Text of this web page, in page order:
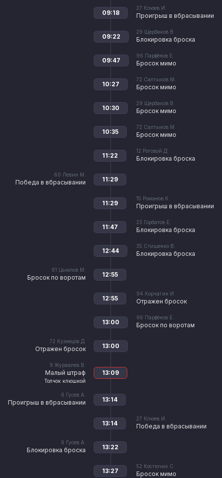
27 Клюев И.
Проигрыш в вбрасывании
09:18
29 Щербаков В.
Блокировка броска
09:22
96 Парфёнов Е.
Бросок мимо
09:47
72 Салтыков М.
Бросок мимо
10:27
29 Щербаков В.
Бросок мимо
10:30
72 Салтыков М.
Бросок мимо
10:35
12 Роговой Д.
Блокировка броска
11:22
60 Левин М.
Победа в вбрасывании 11:29
15 Романов К.
Проигрыш в вбрасывании
11:29
23 Горбатов Е.
Блокировка броска
11:47
35 Стишенко В.
Блокировка броска
12:44
61 Цымлов М.
Бросок по воротам 12:55
94 Корчагин И.
Отражен бросок
12:55
96 Парфёнов Е.
Бросок по воротам
13:00
72 Кузнецов Д.
Отражен бросок 13:00
9 Журавлев В.
Малый штраф
Толчок клюшкой
13:09
6 Гусев А.
Проигрыш в вбрасывании 13:14
27 Клюев И.
Победа в вбрасывании
13:14
6 Гусев А.
Блокировка броска 13:22
52 Костючик С.
Бросок мимо
13:27